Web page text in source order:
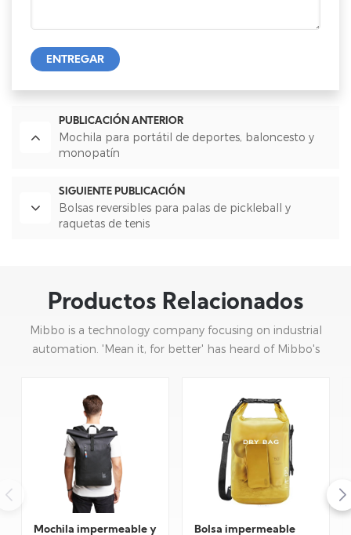
ENTREGAR
PUBLICACIÓN ANTERIOR
Mochila para portátil de deportes, baloncesto y
monopatín
SIGUIENTE PUBLICACIÓN
Bolsas reversibles para palas de pickleball y
raquetas de tenis
Productos Relacionados
Mibbo is a technology company focusing on industrial
automation. 'Mean it, for better' has heard of Mibbo's
Mochila impermeable y
Bolsa impermeable